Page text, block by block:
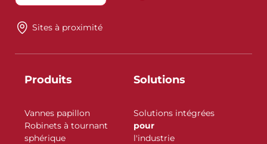
Sites à proximité
Produits
Vannes papillon
Robinets à tournant
sphérique
Solutions
Solutions intégrées
pour
l'industrie